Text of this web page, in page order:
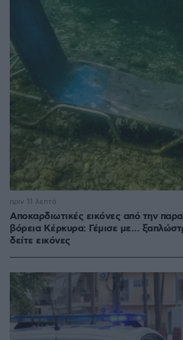
Αποκαρδιωτικές εικόνες από την
βόρεια Κέρκυρα: Γέμισε με...
δείτε εικόνες
πριν 11 λεπτά